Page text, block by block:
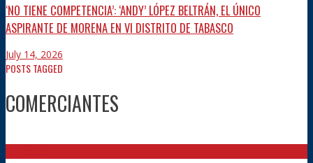
‘NO TIENE COMPETENCIA’: ‘ANDY’ LÓPEZ BELTRÁN, EL ÚNICO
ASPIRANTE DE MORENA EN VI DISTRITO DE TABASCO
July 14, 2026
POSTS TAGGED
COMERCIANTES